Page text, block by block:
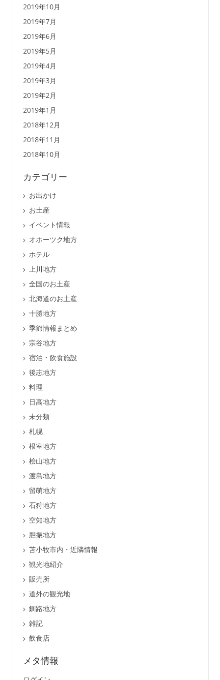
2019年10月
2019年7月
2019年6月
2019年5月
2019年4月
2019年3月
2019年2月
2019年1月
2018年12月
2018年11月
2018年10月
カテゴリー
お出かけ
お土産
イベント情報
オホーツク地方
ホテル
上川地方
全国のお土産
北海道のお土産
十勝地方
季節情報まとめ
宗谷地方
宿泊・飲食施設
後志地方
料理
日高地方
未分類
札幌
根室地方
桧山地方
渡島地方
留萌地方
石狩地方
空知地方
胆振地方
苫小牧市内・近隣情報
観光地紹介
販売所
道外の観光地
釧路地方
雑記
飲食店
メタ情報